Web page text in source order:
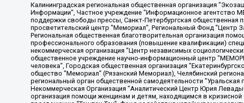
Калининградская региональная общественная организация "Экозащита!-Женсовет", Фонд содействия защите прав и свобод граждан "Общественный вердикт", Фонд "Институт Развития Свободы Информации", Частное учреждение "Информационное агентство МЕМО. РУ", Региональная общественная организация "Общественная комиссия по сохранению наследия академика Сахарова", Фонд поддержки свободы прессы, Санкт-Петербургская общественная правозащитная организация "Гражданский контроль", Межрегиональная общественная организация "Информационно-просветительский центр "Мемориал", Региональный Фонд "Центр Защиты Прав Средств Массовой Информации", с 05.12.2023 Фонд "Центр Защиты Прав Средств массовой информации", Региональная общественная благотворительная организация помощи беженцам и мигрантам "Гражданское содействие", Негосударственное образовательное учреждение дополнительного профессионального образования (повышение квалификации) специалистов "АКАДЕМИЯ ПО ПРАВАМ ЧЕЛОВЕКА", Свердловская региональная общественная организация "Сутяжник", Автономная некоммерческая организация "Центр независимых социологических исследований", Союз общественных объединений "Российский исследовательский центр по правам человека", Региональное общественное учреждение научно-информационный центр "МЕМОРИАЛ", Некоммерческая организация "Фонд защиты гласности", Автономная некоммерческая организация "Институт прав человека", Городская общественная организация "Екатеринбургское общество "МЕМОРИАЛ", Городская общественная организация "Рязанское историко-просветительское и правозащитное общество "Мемориал" (Рязанский Мемориал), Челябинский региональный орган общественной самодеятельности – женское общественное объединение "Женщины Евразии", Челябинский региональный орган общественной самодеятельности "Уральская правозащитная группа", Фонд содействия защите здоровья и социальной справедливости имени Андрея Рылькова, Автономная Некоммерческая Организация "Аналитический Центр Юрия Левады", Автономная некоммерческая организация социальной поддержки населения "Проект Апрель", Региональная общественная организация помощи женщинам и детям, находящимся в кризисной ситуации "Информационно-методический центр "Анна", Фонд содействия развитию массовых коммуникаций и правовому просвещению "Так-так-Так", Фонд содействия устойчивому развитию "Серебряная тайга", Свердловский региональный общественный фонд социальных проектов "Новое время", "Idel.Реалии", Кавказ.Реалии, Крым.Реалии, Телеканал Настоящее Время, Татаро-башкирская служба Радио Свобода (Azatliq Radiosi), Радио Свободная Европа/Радио Свобода (PCE/PC), "Сибирь.Реалии", "Фактограф", Благотворительный фонд помощи осужденным и их семьям, Автономная некоммерческая организация "Институт глобализации и социальных движений", Фонд "В защиту прав заключенных", Частное учреждение "Центр поддержки и содействия развитию средств массовой информации", Пензенский региональный общественный благотворительный фонд "Гражданский союз", "Север.Реалии", Некоммерческая организация Фонд "Правовая инициатива", Общество с ограниченной ответственностью "Радио Свободная Европа/Радио Свобода", Чешское информационное агентство "MEDIUM-ORIENT", Красноярская региональная общественная организация "Мы против СПИДа", Камалягин Денис Николаевич, Маркелов Сергей Евгеньевич, Пономарев Лев Александрович, Савицкая Людмила Алексеевна,